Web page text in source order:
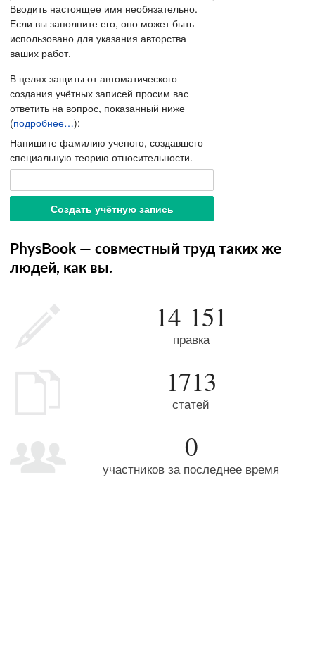
Вводить настоящее имя необязательно.
Если вы заполните его, оно может быть
использовано для указания авторства
ваших работ.
В целях защиты от автоматического
создания учётных записей просим вас
ответить на вопрос, показанный ниже
(подробнее…):
Напишите фамилию ученого, создавшего
специальную теорию относительности.
PhysBook — совместный труд таких же
людей, как вы.
14 151
правка
1713
статей
0
участников за последнее время